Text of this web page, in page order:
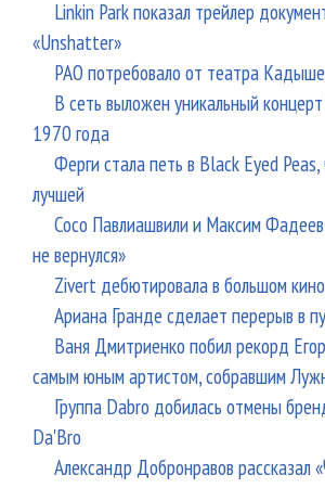
Linkin Park показал трейлер
«Unshatter»
РАО потребовало от театра
В сеть выложен уникальный
1970 года
Ферги стала петь в Black Eyed
лучшей
Сосо Павлиашвили и Максим Фадеев
не вернулся»
Zivert дебютировала в большом кино
Ариана Гранде сделает перерыв в
Ваня Дмитриенко побил рекорд
самым юным артистом, собравшим
Группа Dabro добилась отмены
Da'Bro
Александр Добронравов рассказал